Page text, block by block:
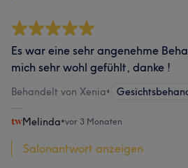
Es war eine sehr angenehme
mich sehr wohl gefühlt, danke !
Behandelt von Xenia•
Melinda•vor 3 Monaten
Salonantwort anzeigen